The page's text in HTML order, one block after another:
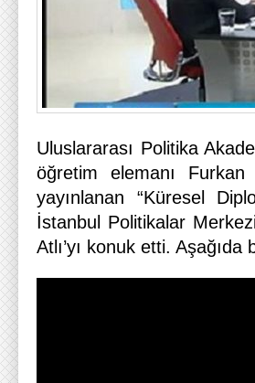
Uluslararası Politika
öğretim elemanı
yayınlanan “Küresel
İstanbul Politikalar
Atlı’yı konuk etti.